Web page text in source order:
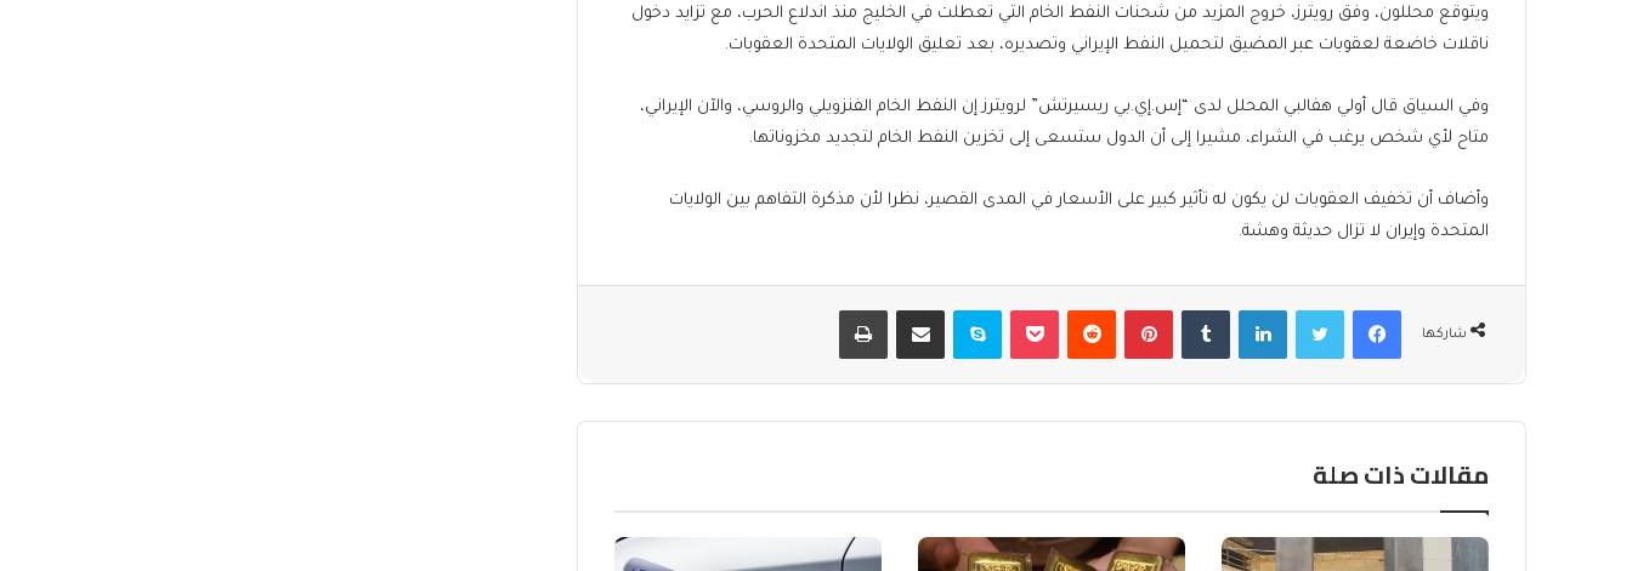
ويتوقع محللون، وفق رويترز، خروج المزيد من شحنات النفط الخام التي تعطلت في الخليج منذ اندلاع الحرب، مع تزايد دخول
ناقلات خاضعة لعقوبات عبر المضيق لتحميل النفط الإيراني وتصديره، بعد تعليق الولايات المتحدة العقوبات.
وفي السياق قال أولي هفالبي المحلل لدى “إس.إي.بي ريسيرتش” لرويترز إن النفط الخام الفنزويلي والروسي، والآن الإيراني،
متاح لأي شخص يرغب في الشراء، مشيرا إلى أن الدول ستسعى إلى تخزين النفط الخام لتجديد مخزوناتها.
وأضاف أن تخفيف العقوبات لن يكون له تأثير كبير على الأسعار في المدى القصير، نظرا لأن مذكرة التفاهم بين الولايات
المتحدة وإيران لا تزال حديثة وهشة.
شاركها
فيسبوكتويتر لينكدإن بينتيريست بوكيت سكايب مشاركة عبر البريد طباعة
مقالات ذات صلة